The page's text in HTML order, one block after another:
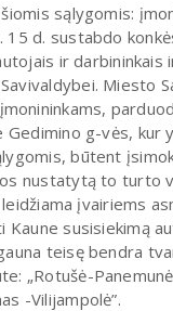
sąlygomis:
15 d. sustabdo
ir darbininkais
Miesto
Gedimino g-vės, kur
būtent
nustatytą to turto
įvairiems
Kaune susisiekimą
teisę bendra
„Rotušė-
-Vilijampolė”.